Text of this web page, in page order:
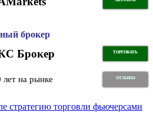
брокер
Брокер ТОРГОВАТЬ
лет на рынке ОТЗЫВЫ